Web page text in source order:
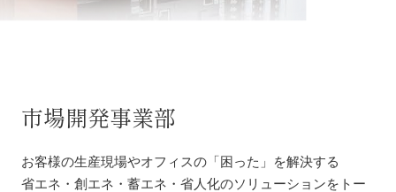
市場開発事業部
お客様の生産現場やオフィスの「困った」を解決する
省エネ・創エネ・蓄エネ・省人化のソリューションをトー